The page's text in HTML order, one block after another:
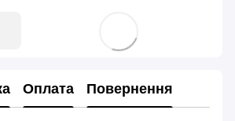
Оплата Повернення